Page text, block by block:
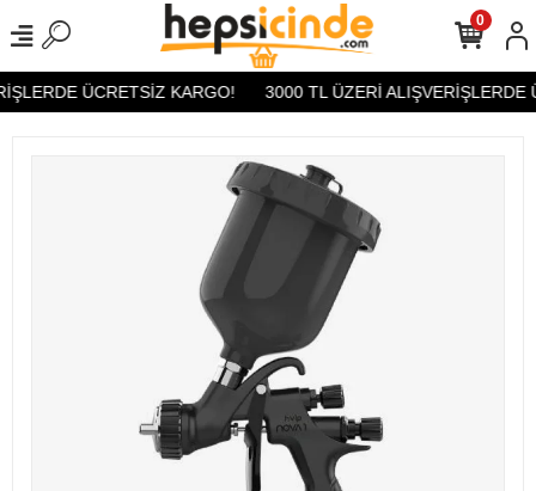
ÜCRETSİZ KARGO! 3000 TL ÜZERİ ALIŞVERİŞLERDE
0